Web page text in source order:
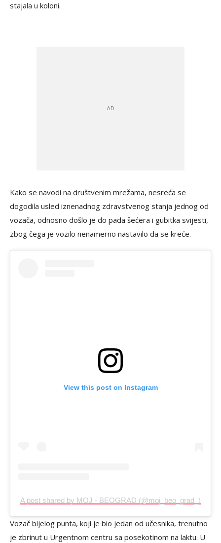
stajala u koloni.
Kako se navodi na društvenim mrežama, nesreća se
dogodila usled iznenadnog zdravstvenog stanja jednog od
vozača, odnosno došlo je do pada šećera i gubitka svijesti,
zbog čega je vozilo nenamerno nastavilo da se kreće.
View this post on Instagram
A post shared by MOJ - BEOGRAD (@moj_beo_grad_)
Vozač bijelog punta, koji je bio jedan od učesnika, trenutno
je zbrinut u Urgentnom centru sa posekotinom na laktu. U